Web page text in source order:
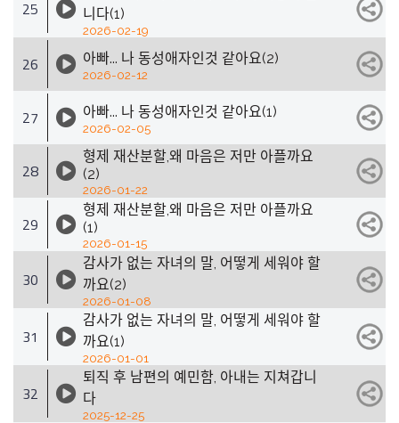
25
니다(1)
2026-02-19
26 아빠... 나 동성애자인것 같아요(2)
2026-02-12
27 아빠... 나 동성애자인것 같아요(1)
2026-02-05
28
형제 재산분할,왜 마음은 저만 아플까요
(2)
2026-01-22
29
형제 재산분할,왜 마음은 저만 아플까요
(1)
2026-01-15
30
감사가 없는 자녀의 말, 어떻게 세워야 할
까요(2)
2026-01-08
31
감사가 없는 자녀의 말, 어떻게 세워야 할
까요(1)
2026-01-01
32
퇴직 후 남편의 예민함, 아내는 지쳐갑니
다
2025-12-25